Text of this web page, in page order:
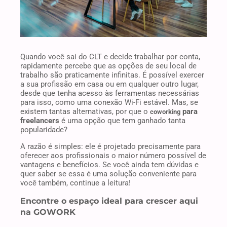
Quando você sai do CLT e decide trabalhar por conta,
rapidamente percebe que as opções de seu local de
trabalho são praticamente infinitas. É possível exercer
a sua profissão em casa ou em qualquer outro lugar,
desde que tenha acesso às ferramentas necessárias
para isso, como uma conexão Wi-Fi estável. Mas, se
existem tantas alternativas, por que o coworking para
freelancers é uma opção que tem ganhado tanta
popularidade?
A razão é simples: ele é projetado precisamente para
oferecer aos profissionais o maior número possível de
vantagens e benefícios. Se você ainda tem dúvidas e
quer saber se essa é uma solução conveniente para
você também, continue a leitura!
Encontre o espaço ideal para crescer aqui
na GOWORK